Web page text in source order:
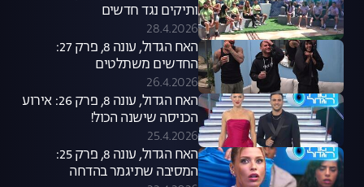
ותיקים נגד חדשים
28.4.2026
האח הגדול, עונה 8, פרק 27:
החדשים משתלטים
26.4.2026
האח הגדול, עונה 8, פרק 26: אירוע
הכניסה שישנה הכול!
25.4.2026
האח הגדול, עונה 8, פרק 25:
המסיבה שתיגמר בהדחה